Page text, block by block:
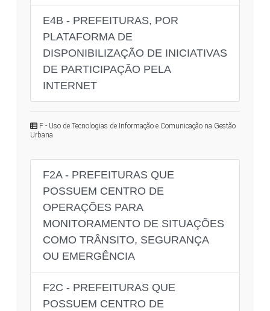
E4B - PREFEITURAS, POR
PLATAFORMA DE
DISPONIBILIZAÇÃO DE INICIATIVAS
DE PARTICIPAÇÃO PELA
INTERNET
F - Uso de Tecnologias de Informação e Comunicação na Gestão
Urbana
F2A - PREFEITURAS QUE
POSSUEM CENTRO DE
OPERAÇÕES PARA
MONITORAMENTO DE SITUAÇÕES
COMO TRÂNSITO, SEGURANÇA
OU EMERGÊNCIA
F2C - PREFEITURAS QUE
POSSUEM CENTRO DE